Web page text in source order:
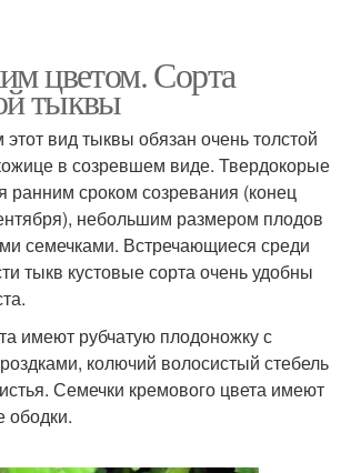
цветом. Сорта
тыквы
вид тыквы обязан очень толстой
в созревшем виде. Твердокорые
ранним сроком созревания (конец
небольшим размером плодов
семечками. Встречающиеся среди
тыкв кустовые сорта очень удобны
имеют рубчатую плодоножку с
колючий волосистый стебель
Семечки кремового цвета имеют